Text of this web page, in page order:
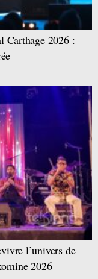
Carthage 2026 :
l’univers de
2026